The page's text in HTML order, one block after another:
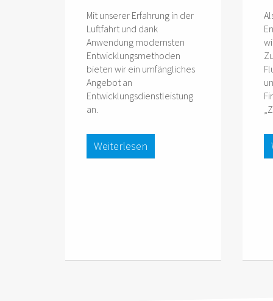
Mit unserer Erfahrung in der
Luftfahrt und dank
Anwendung modernsten
Entwicklungsmethoden
bieten wir ein umfängliches
Angebot an
Entwicklungsdienstleistung
an.
Weiterlesen